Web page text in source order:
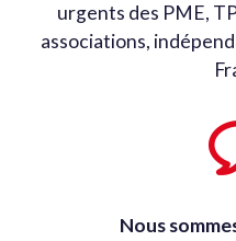
urgents des PME,
associations,
Nous